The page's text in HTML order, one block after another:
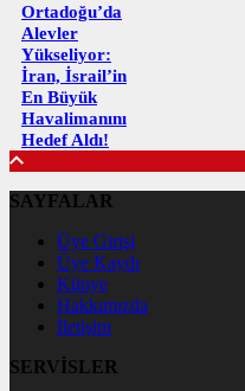
Ortadoğu’da
Alevler
Yükseliyor:
İran, İsrail’in
En Büyük
Havalimanını
Hedef Aldı!
SAYFALAR
Üye Girişi
Üye Kaydı
Künye
Hakkımızda
İletişim
SERVİSLER